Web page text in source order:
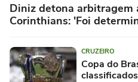
Diniz detona arbitragem
Corinthians: 'Foi
CRUZEIRO
Copa do